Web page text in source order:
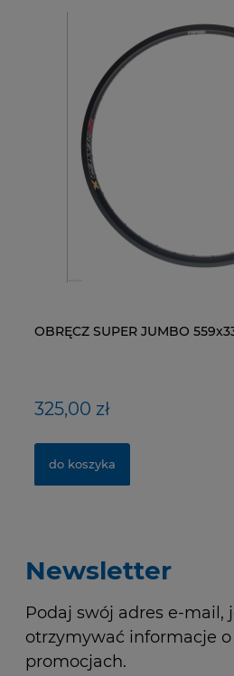
OBRĘCZ SUPER JUMBO
325,00 zł
do koszyka
ŁAŃCUCH KMC X9-93- 116
40,00 zł
do koszyka
Newsletter
Podaj swój adres e-mail,
otrzymywać informacje
promocjach.